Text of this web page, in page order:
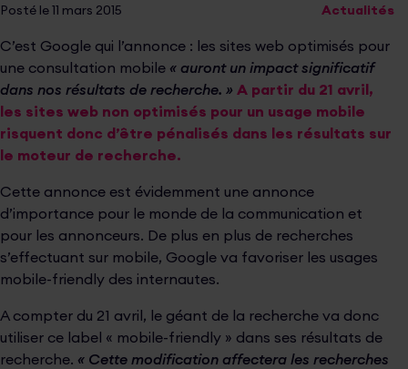
Posté le 11 mars 2015 Actualités
C’est Google qui l’annonce : les sites web optimisés pour
une consultation mobile « auront un impact significatif
dans nos résultats de recherche. » A partir du 21 avril,
les sites web non optimisés pour un usage mobile
risquent donc d’être pénalisés dans les résultats sur
le moteur de recherche.
Cette annonce est évidemment une annonce
d’importance pour le monde de la communication et
pour les annonceurs. De plus en plus de recherches
s’effectuant sur mobile, Google va favoriser les usages
mobile-friendly des internautes.
A compter du 21 avril, le géant de la recherche va donc
utiliser ce label « mobile-friendly » dans ses résultats de
recherche. « Cette modification affectera les recherches